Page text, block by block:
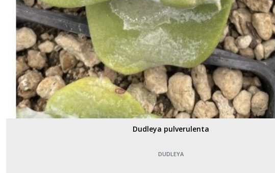
Dudleya pulverulenta
DUDLEYA